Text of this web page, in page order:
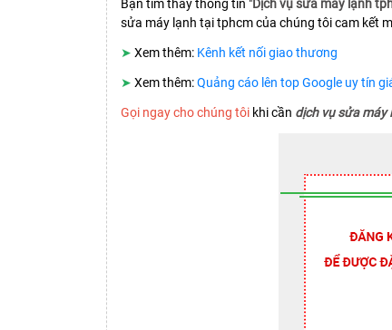
Bạn tìm thấy thông tin "Dịch vụ sửa máy lạnh
sửa máy lạnh tại tphcm của chúng tôi cam kết
➤ Xem thêm: Kênh kết nối giao thương
➤ Xem thêm:Quảng cáo lên top Google uy tín
Gọi ngay cho chúng tôi khi cần dịch vụ sửa máy